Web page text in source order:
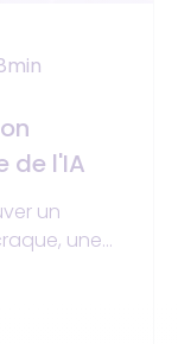
de l'IA
un
une